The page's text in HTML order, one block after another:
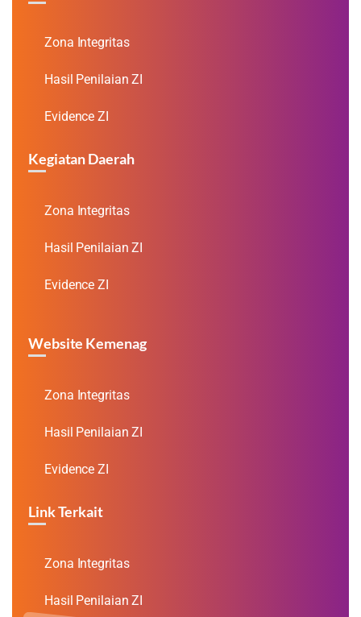
Zona Integritas
Hasil Penilaian ZI
Evidence ZI
Kegiatan Daerah
Zona Integritas
Hasil Penilaian ZI
Evidence ZI
Website Kemenag
Zona Integritas
Hasil Penilaian ZI
Evidence ZI
Link Terkait
Zona Integritas
Hasil Penilaian ZI